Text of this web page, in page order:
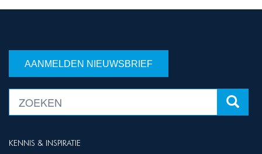
AANMELDEN NIEUWSBRIEF
KENNIS & INSPIRATIE